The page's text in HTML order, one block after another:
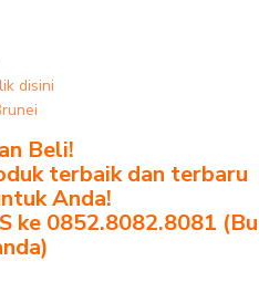
disini
Beli!
terbaik dan terbaru
Anda!
ke 0852.8082.8081 (Bu